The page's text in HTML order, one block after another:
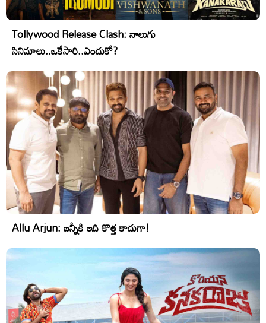
Tollywood Release Clash: నాలుగు
సినిమాలు..ఒకేసారి..ఎందుకో?
Allu Arjun: బన్నీకి ఇది కొత్త కాదుగా!